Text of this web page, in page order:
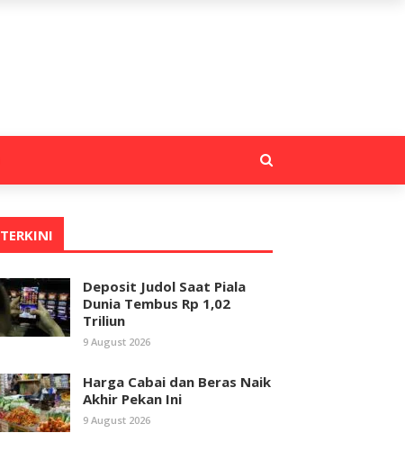
TERKINI
Deposit Judol Saat Piala
Dunia Tembus Rp 1,02
Triliun
9 August 2026
Harga Cabai dan Beras Naik
Akhir Pekan Ini
9 August 2026